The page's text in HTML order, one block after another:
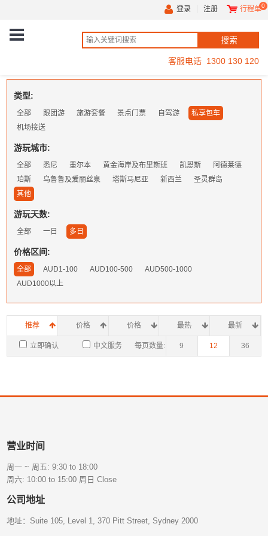
登录 注册 行程单0
客服电话 1300 130 120
类型:
全部 跟团游 旅游套餐 景点门票 自驾游
私享包车
机场接送
游玩城市:
全部 悉尼 墨尔本 黄金海岸及布里斯班 凯恩斯
阿德莱德
珀斯
乌鲁鲁及爱丽丝泉 塔斯马尼亚 新西兰
圣灵群岛
其他
游玩天数:
全部 一日 多日
价格区间:
全部 AUD1-100 AUD100-500
AUD500-1000
AUD1000以上
推荐 价格 价格 最热 最新
每页数量: 9 12 36
立即确认 中文服务
营业时间
周一 ~ 周五: 9:30 to 18:00
周六: 10:00 to 15:00 周日 Close
公司地址
地址：Suite 105, Level 1, 370 Pitt Street, Sydney 2000